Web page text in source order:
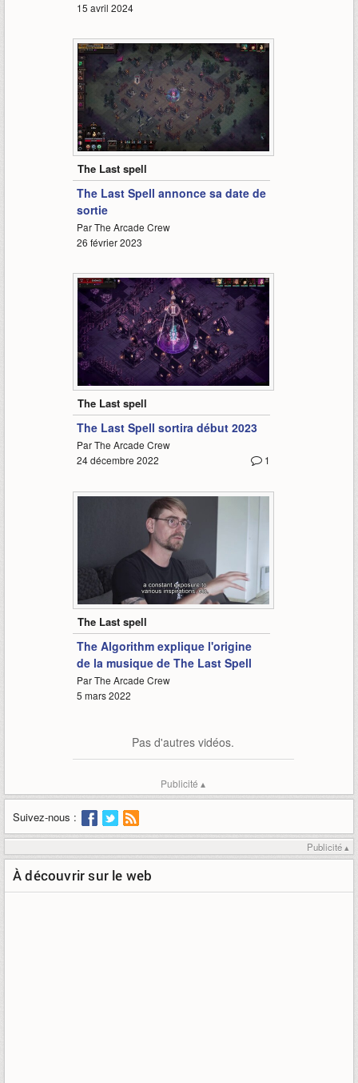
15 avril 2024
1:08
The Last spell
The Last Spell annonce sa date de
sortie
Par The Arcade Crew
26 février 2023
1:14
The Last spell
The Last Spell sortira début 2023
Par The Arcade Crew
1
24 décembre 2022
8:41
The Last spell
The Algorithm explique l'origine
de la musique de The Last Spell
Par The Arcade Crew
5 mars 2022
Pas d'autres vidéos.
Publicité ▴
Suivez-nous :
Publicité ▴
À découvrir sur le web